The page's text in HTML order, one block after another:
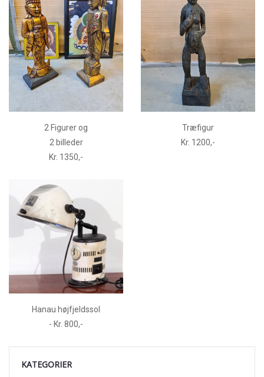
2 Figurer og
2 billeder
Kr. 1350,-
Træfigur
Kr. 1200,-
Hanau højfjeldssol
- Kr. 800,-
KATEGORIER